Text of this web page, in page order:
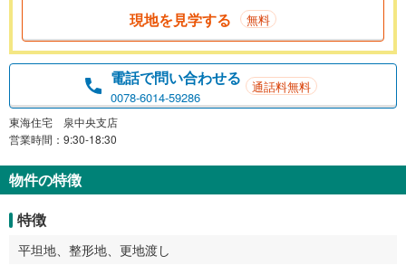
現地を見学する 無料
電話で問い合わせる
0078-6014-59286
通話料無料
東海住宅 泉中央支店
営業時間：9:30-18:30
物件の特徴
特徴
平坦地、整形地、更地渡し